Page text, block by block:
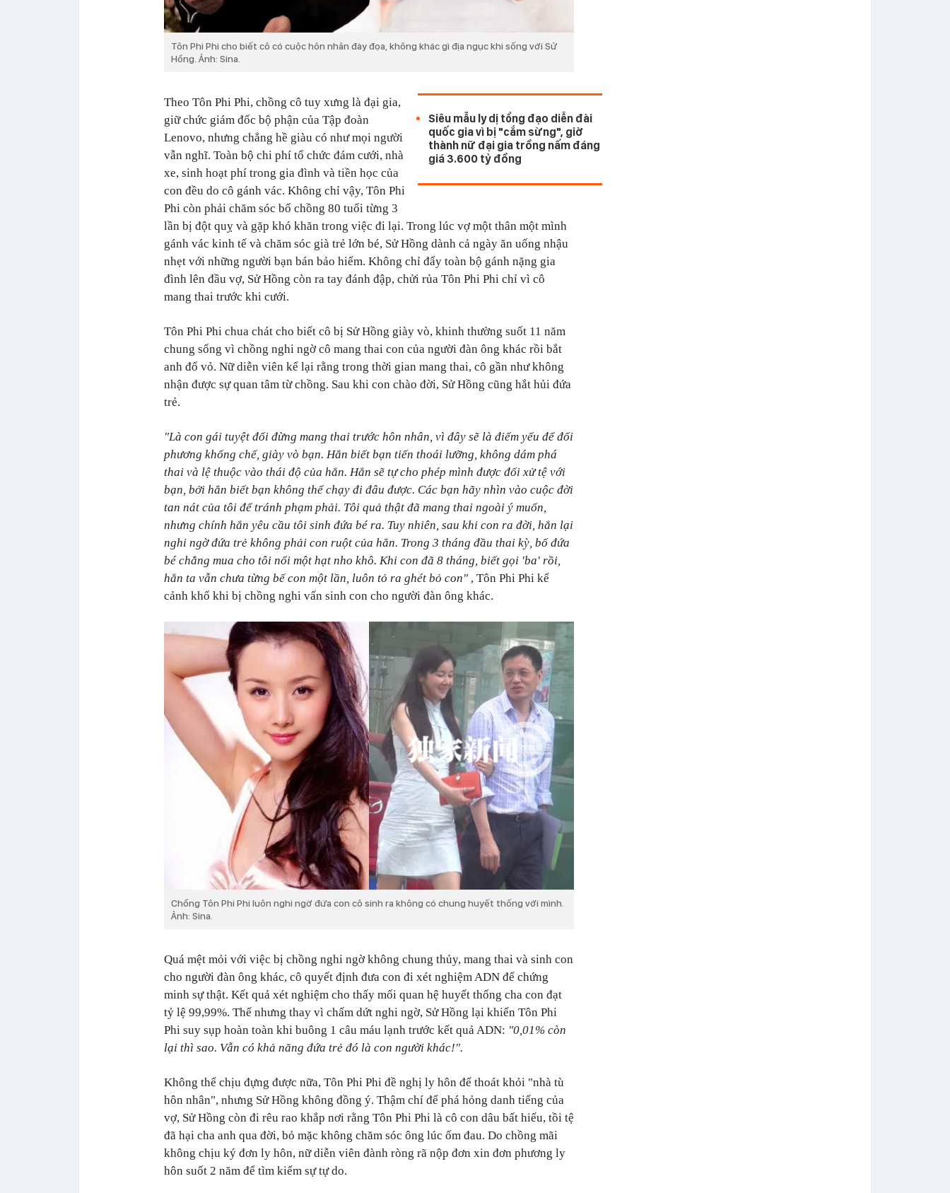
Tôn Phi Phi cho biết cô có cuộc hôn nhân đày đọa, không khác gì địa ngục khi sống với Sử
Hồng. Ảnh: Sina.
Siêu mẫu ly dị tổng đạo diễn đài
quốc gia vì bị "cắm sừng", giờ
thành nữ đại gia trồng nấm đáng
giá 3.600 tỷ đồng
Theo Tôn Phi Phi, chồng cô tuy xưng là đại gia,
giữ chức giám đốc bộ phận của Tập đoàn
Lenovo, nhưng chẳng hề giàu có như mọi người
vẫn nghĩ. Toàn bộ chi phí tổ chức đám cưới, nhà
xe, sinh hoạt phí trong gia đình và tiền học của
con đều do cô gánh vác. Không chỉ vậy, Tôn Phi
Phi còn phải chăm sóc bố chồng 80 tuổi từng 3
lần bị đột quỵ và gặp khó khăn trong việc đi lại. Trong lúc vợ một thân một mình
gánh vác kinh tế và chăm sóc già trẻ lớn bé, Sử Hồng dành cả ngày ăn uống nhậu
nhẹt với những người bạn bán bảo hiểm. Không chỉ đẩy toàn bộ gánh nặng gia
đình lên đầu vợ, Sử Hồng còn ra tay đánh đập, chửi rủa Tôn Phi Phi chỉ vì cô
mang thai trước khi cưới.
Tôn Phi Phi chua chát cho biết cô bị Sử Hồng giày vò, khinh thường suốt 11 năm
chung sống vì chồng nghi ngờ cô mang thai con của người đàn ông khác rồi bắt
anh đổ vỏ. Nữ diễn viên kể lại rằng trong thời gian mang thai, cô gần như không
nhận được sự quan tâm từ chồng. Sau khi con chào đời, Sử Hồng cũng hắt hủi đứa
trẻ.
"Là con gái tuyệt đối đừng mang thai trước hôn nhân, vì đây sẽ là điểm yếu để đối
phương khống chế, giày vò bạn. Hắn biết bạn tiến thoái lưỡng, không dám phá
thai và lệ thuộc vào thái độ của hắn. Hắn sẽ tự cho phép mình được đối xử tệ với
bạn, bởi hắn biết bạn không thể chạy đi đâu được. Các bạn hãy nhìn vào cuộc đời
tan nát của tôi để tránh phạm phải. Tôi quả thật đã mang thai ngoài ý muốn,
nhưng chính hắn yêu cầu tôi sinh đứa bé ra. Tuy nhiên, sau khi con ra đời, hắn lại
nghi ngờ đứa trẻ không phải con ruột của hắn. Trong 3 tháng đầu thai kỳ, bố đứa
bé chẳng mua cho tôi nổi một hạt nho khô. Khi con đã 8 tháng, biết gọi 'ba' rồi,
hắn ta vẫn chưa từng bế con một lần, luôn tỏ ra ghét bỏ con" , Tôn Phi Phi kể
cảnh khổ khi bị chồng nghi vấn sinh con cho người đàn ông khác.
Chồng Tôn Phi Phi luôn nghi ngờ đứa con cô sinh ra không có chung huyết thống với mình.
Ảnh: Sina.
Quá mệt mỏi với việc bị chồng nghi ngờ không chung thủy, mang thai và sinh con
cho người đàn ông khác, cô quyết định đưa con đi xét nghiệm ADN để chứng
minh sự thật. Kết quả xét nghiệm cho thấy mối quan hệ huyết thống cha con đạt
tỷ lệ 99,99%. Thế nhưng thay vì chấm dứt nghi ngờ, Sử Hồng lại khiến Tôn Phi
Phi suy sụp hoàn toàn khi buông 1 câu máu lạnh trước kết quả ADN: "0,01% còn
lại thì sao. Vẫn có khả năng đứa trẻ đó là con người khác!".
Không thể chịu đựng được nữa, Tôn Phi Phi đề nghị ly hôn để thoát khỏi "nhà tù
hôn nhân", nhưng Sử Hồng không đồng ý. Thậm chí để phá hỏng danh tiếng của
vợ, Sử Hồng còn đi rêu rao khắp nơi rằng Tôn Phi Phi là cô con dâu bất hiếu, tồi tệ
đã hại cha anh qua đời, bỏ mặc không chăm sóc ông lúc ốm đau. Do chồng mãi
không chịu ký đơn ly hôn, nữ diễn viên đành ròng rã nộp đơn xin đơn phương ly
hôn suốt 2 năm để tìm kiếm sự tự do.